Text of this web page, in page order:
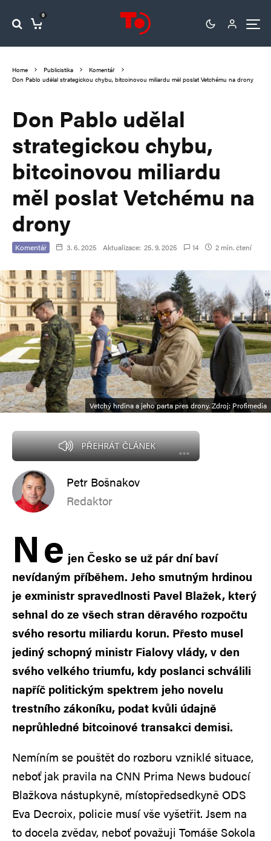
0
Home Publicistika
Komentář
Don Pablo udělal strategickou chybu, bitcoinovou miliardu měl poslat Vetchému na drony
Don Pablo udělal
strategickou chybu,
bitcoinovou miliardu
měl poslat Vetchému na
drony
Komentář 3. 6. 2025 Aktualizace: 25. 9. 2025 14 2 min. čtení
Vetchý hrdina a jeho parta přes drony. Zdroj: Profimedia
PŘEHRÁT ČLÁNEK
Petr Bošnakov
Redaktor
Ne jen Česko se už pár dní baví
nevídaným příběhem. Jeho smutným hrdinou
je exministr spravedlnosti Pavel Blažek, který
sehnal do ze všech stran děravého rozpočtu
svého resortu miliardu korun. Přesto musel
jediný schopný ministr Fialovy vlády, v den
svého velkého triumfu, kdy poslanci schválili
napříč politickým spektrem jeho novelu
trestního zákoníku, podat kvůli údajně
neprůhledné bitcoinové transakci demisi.
Nemíním se pouštět do rozboru vzniklé situace,
neboť jak pravila na CNN Prima News budoucí
Blažkova nástupkyně, místopředsedkyně ODS
Eva Decroix, policie musí vše vyšetřit. Jsem na
to docela zvědav, neboť považuji Tomáše Sokola